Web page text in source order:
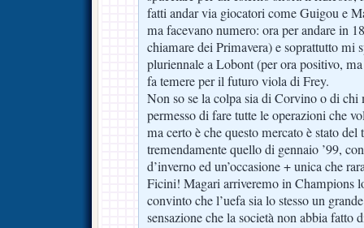
fatti andar via giocatori come Guigou e
ma facevano numero: ora per andare in
chiamare dei Primavera) e soprattutto mi
pluriennale a Lobont (per ora positivo,
fa temere per il futuro viola di Frey.
Non so se la colpa sia di Corvino o di chi
permesso di fare tutte le operazioni che
ma certo è che questo mercato è stato
tremendamente quello di gennaio ’99,
d’inverno ed un’occasione + unica che
Ficini! Magari arriveremo in Champions
convinto che l’uefa sia lo stesso un
sensazione che la società non abbia fatto